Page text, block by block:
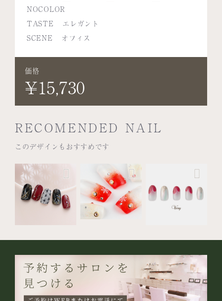
NOCOLOR
TASTE
エレガント
SCENE
オフィス
価格
¥15,730
RECOMENDED NAIL
このデザインもおすすめです